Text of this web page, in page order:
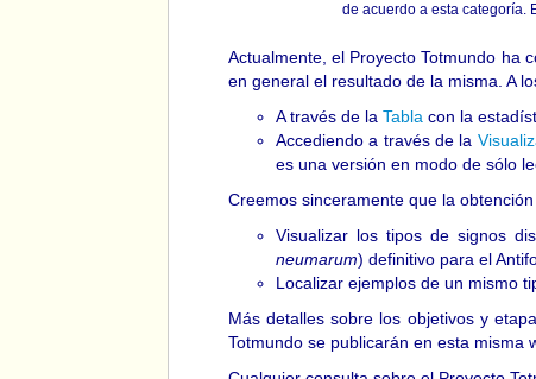
de acuerdo a esta categoría.
Actualmente, el Proyecto Totmundo ha
en general el resultado de la misma. A
A través de la Tabla con la
Accediendo a través de la
es una versión en modo de sólo
Creemos sinceramente que la
Visualizar los tipos de signos
neumarum) definitivo para el
Localizar ejemplos de un mismo
Más detalles sobre los objetivos y
Totmundo se publicarán en esta misma